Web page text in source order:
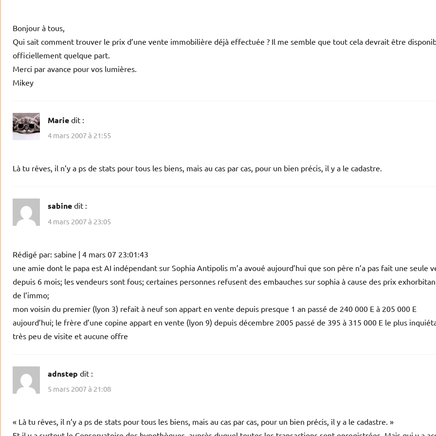
Bonjour à tous,
Qui sait comment trouver le prix d’une vente immobilière déjà effectuée ? Il me semble que tout cela devrait être
officiellement quelque part.
Merci par avance pour vos lumières.
Mikey
Marie dit :
4 mars 2007 à 21:55
Là tu rêves, il n’y a ps de stats pour tous les biens, mais au cas par cas, pour un bien précis, il y a le cadastre.
sabine dit :
4 mars 2007 à 23:05
Rédigé par: sabine | 4 mars 07 23:01:43
une amie dont le papa est AI indépendant sur Sophia Antipolis m’a avoué aujourd’hui que son père n’a pas fait une seule
depuis 6 mois; les vendeurs sont fous; certaines personnes refusent des embauches sur sophia à cause des prix
de l’immo;
mon voisin du premier (lyon 3) refait à neuf son appart en vente depuis presque 1 an passé de 240 000 E à 205 000 E
aujourd’hui; le frère d’une copine appart en vente (lyon 9) depuis décembre 2005 passé de 395 à 315 000 E le plus
très peu de visite et aucune offre
adnstep dit :
5 mars 2007 à 21:08
« Là tu rêves, il n’y a ps de stats pour tous les biens, mais au cas par cas, pour un bien précis, il y a le cadastre. »